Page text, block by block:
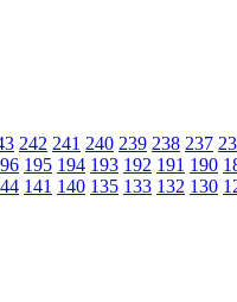
242 241 240 239 238 237
195 194 193 192 191 190
141 140 135 133 132 130